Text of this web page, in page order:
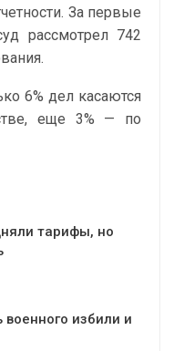
За первые
рассмотрел 742
6% дел касаются
еще 3% — по
тарифы, но
избили и